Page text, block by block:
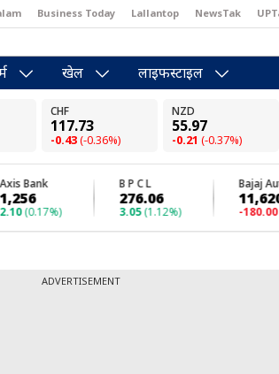
Business Today Lallantop NewsTak
खेल लाइफस्टाइल
ADVERTISEMENT